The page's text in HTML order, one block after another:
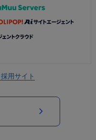
採用サイト